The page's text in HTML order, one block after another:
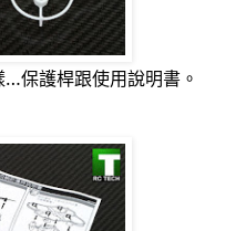
保護桿跟使用說明書。